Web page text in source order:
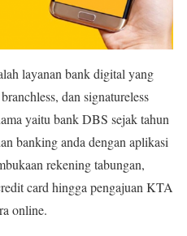
layanan bank digital yang
dan signatureless
yaitu bank DBS sejak tahun
banking anda dengan aplikasi
rekening tabungan,
card hingga pengajuan KTA
online.